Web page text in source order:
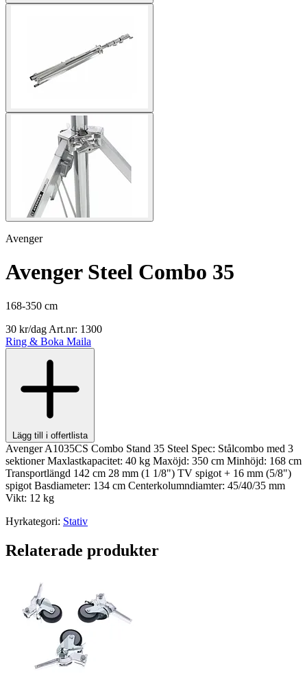
Avenger
Avenger Steel Combo 35
168-350 cm
30 kr/dag Art.nr: 1300
Ring & Boka Maila
Lägg till i offertlista
Avenger A1035CS Combo Stand 35 Steel Spec: Stålcombo med 3
sektioner Maxlastkapacitet: 40 kg Maxöjd: 350 cm Minhöjd: 168 cm
Transportlängd 142 cm 28 mm (1 1/8") TV spigot + 16 mm (5/8")
spigot Basdiameter: 134 cm Centerkolumndiamter: 45/40/35 mm
Vikt: 12 kg
Hyrkategori: Stativ
Relaterade produkter